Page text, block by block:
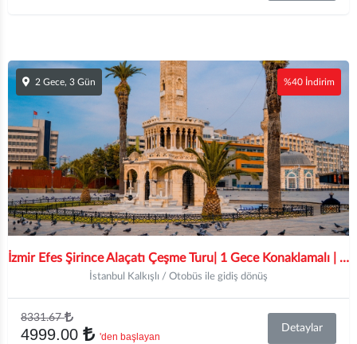
2 Gece, 3 Gün %40 İndirim
İzmir Efes Şirince Alaçatı Çeşme Turu| 1 Gece Konaklamalı | İstanbul ve Bursa Hareketli
İstanbul Kalkışlı / Otobüs ile gidiş dönüş
8331.67
4999.00 'den başlayan
Detaylar